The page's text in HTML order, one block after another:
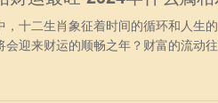
二生肖象征着时间的循环和人生的
会迎来财运的顺畅之年？财富的流动